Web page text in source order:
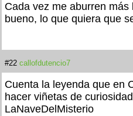
Cada vez me aburren
bueno, lo que quiera que
#22 callofdutencio7
Cuenta la leyenda que en
hacer viñetas de
LaNaveDelMisterio